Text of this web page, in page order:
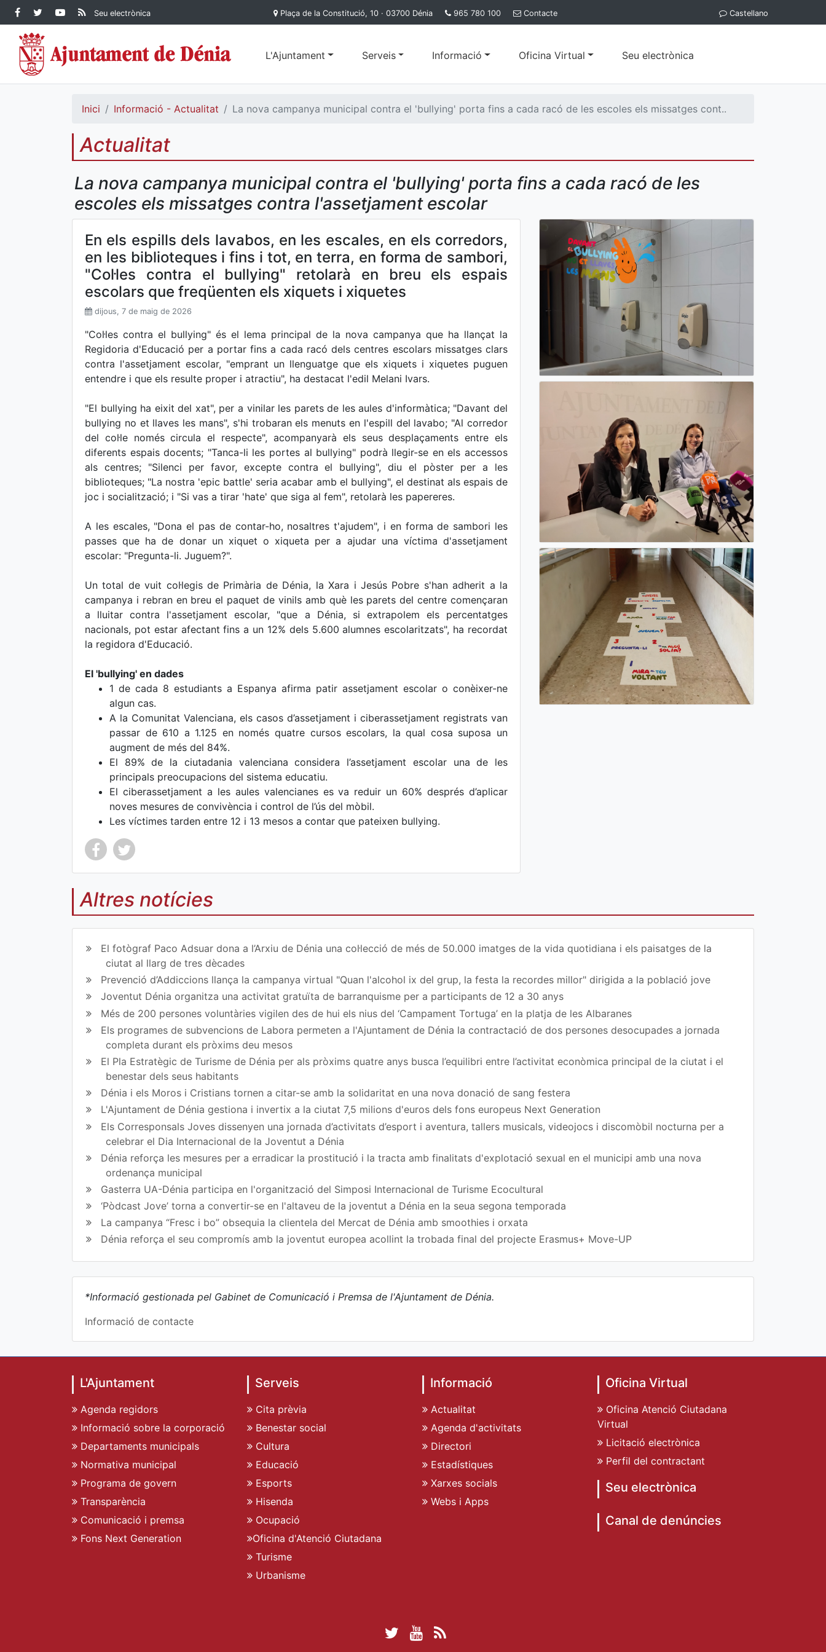
Contingut principal
Facebook Ajuntament de
Dénia
Twitter Ajuntament de
Dénia
YouTube Ajuntament
de Dénia
RSS Actualitat
Ajuntament de
Seu electrònica Plaça de la Constitució, 10 · 03700 Dénia 965 780 100 Contacte Castellano
L'Ajuntament Serveis Informació Oficina Virtual Seu electrònica
Inici Informació - Actualitat La nova campanya municipal contra el 'bullying' porta fins a cada racó de les escoles els missatges cont..
Actualitat
La nova campanya municipal contra el 'bullying' porta fins a cada racó de les
escoles els missatges contra l'assetjament escolar
En els espills dels lavabos, en les escales, en els corredors,
en les biblioteques i fins i tot, en terra, en forma de sambori,
"Col·les contra el bullying" retolarà en breu els espais
escolars que freqüenten els xiquets i xiquetes
dijous, 7 de maig de 2026
"Col·les contra el bullying" és el lema principal de la nova campanya que ha llançat la
Regidoria d'Educació per a portar fins a cada racó dels centres escolars missatges clars
contra l'assetjament escolar, "emprant un llenguatge que els xiquets i xiquetes puguen
entendre i que els resulte proper i atractiu", ha destacat l'edil Melani Ivars.
"El bullying ha eixit del xat", per a vinilar les parets de les aules d'informàtica; "Davant del
bullying no et llaves les mans", s'hi trobaran els menuts en l'espill del lavabo; "Al corredor
del col·le només circula el respecte", acompanyarà els seus desplaçaments entre els
diferents espais docents; "Tanca-li les portes al bullying" podrà llegir-se en els accessos
als centres; "Silenci per favor, excepte contra el bullying", diu el pòster per a les
biblioteques; "La nostra 'epic battle' seria acabar amb el bullying", el destinat als espais de
joc i socialització; i "Si vas a tirar 'hate' que siga al fem", retolarà les papereres.
A les escales, "Dona el pas de contar-ho, nosaltres t'ajudem", i en forma de sambori les
passes que ha de donar un xiquet o xiqueta per a ajudar una víctima d'assetjament
escolar: "Pregunta-li. Juguem?".
Un total de vuit col·legis de Primària de Dénia, la Xara i Jesús Pobre s'han adherit a la
campanya i rebran en breu el paquet de vinils amb què les parets del centre començaran
a lluitar contra l'assetjament escolar, "que a Dénia, si extrapolem els percentatges
nacionals, pot estar afectant fins a un 12% dels 5.600 alumnes escolaritzats", ha recordat
la regidora d'Educació.
El 'bullying' en dades
1 de cada 8 estudiants a Espanya afirma patir assetjament escolar o conèixer-ne
algun cas.
A la Comunitat Valenciana, els casos d’assetjament i ciberassetjament registrats van
passar de 610 a 1.125 en només quatre cursos escolars, la qual cosa suposa un
augment de més del 84%.
El 89% de la ciutadania valenciana considera l’assetjament escolar una de les
principals preocupacions del sistema educatiu.
El ciberassetjament a les aules valencianes es va reduir un 60% després d’aplicar
noves mesures de convivència i control de l’ús del mòbil.
Les víctimes tarden entre 12 i 13 mesos a contar que pateixen bullying.
Co
art
ir
en
Fa
ce
bo
ok
Co
art
ir
en
Tw
itt
er
Altres notícies
El fotògraf Paco Adsuar dona a l’Arxiu de Dénia una col·lecció de més de 50.000 imatges de la vida quotidiana i els paisatges de la
ciutat al llarg de tres dècades
Prevenció d’Addiccions llança la campanya virtual "Quan l'alcohol ix del grup, la festa la recordes millor" dirigida a la població jove
Joventut Dénia organitza una activitat gratuïta de barranquisme per a participants de 12 a 30 anys
Més de 200 persones voluntàries vigilen des de hui els nius del ‘Campament Tortuga’ en la platja de les Albaranes
Els programes de subvencions de Labora permeten a l'Ajuntament de Dénia la contractació de dos persones desocupades a jornada
completa durant els pròxims deu mesos
El Pla Estratègic de Turisme de Dénia per als pròxims quatre anys busca l’equilibri entre l’activitat econòmica principal de la ciutat i el
benestar dels seus habitants
Dénia i els Moros i Cristians tornen a citar-se amb la solidaritat en una nova donació de sang festera
L'Ajuntament de Dénia gestiona i invertix a la ciutat 7,5 milions d'euros dels fons europeus Next Generation
Els Corresponsals Joves dissenyen una jornada d’activitats d’esport i aventura, tallers musicals, videojocs i discomòbil nocturna per a
celebrar el Dia Internacional de la Joventut a Dénia
Dénia reforça les mesures per a erradicar la prostitució i la tracta amb finalitats d'explotació sexual en el municipi amb una nova
ordenança municipal
Gasterra UA-Dénia participa en l'organització del Simposi Internacional de Turisme Ecocultural
‘Pòdcast Jove’ torna a convertir-se en l'altaveu de la joventut a Dénia en la seua segona temporada
La campanya “Fresc i bo” obsequia la clientela del Mercat de Dénia amb smoothies i orxata
Dénia reforça el seu compromís amb la joventut europea acollint la trobada final del projecte Erasmus+ Move-UP
*Informació gestionada pel Gabinet de Comunicació i Premsa de l'Ajuntament de Dénia.
Informació de contacte
L'Ajuntament
Agenda regidors
Informació sobre la corporació
Departaments municipals
Normativa municipal
Programa de govern
Transparència
Comunicació i premsa
Fons Next Generation
Serveis
Cita prèvia
Benestar social
Cultura
Educació
Esports
Hisenda
Ocupació
Oficina d'Atenció Ciutadana
Turisme
Urbanisme
Informació
Actualitat
Agenda d'activitats
Directori
Estadístiques
Xarxes socials
Webs i Apps
Oficina Virtual
Oficina Atenció Ciutadana
Virtual
Licitació electrònica
Perfil del contractant
Seu electrònica
Canal de denúncies
Twitter Ajuntament de Dénia
YouTube Ajuntament de Dénia